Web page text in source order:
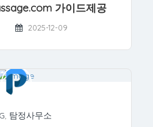
가이드제공
2025-12-09
, 탐정사무소